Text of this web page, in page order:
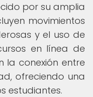
por su amplia
movimientos
y el uso de
en línea de
la conexión entre
ofreciendo una
estudiantes.